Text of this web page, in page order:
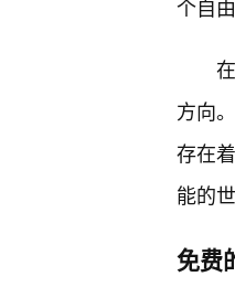
个自
方向
存在
能的
免费